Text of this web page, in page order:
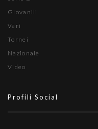
Giovanili
Vari
Tornei
Nazionale
Video
Profili Social